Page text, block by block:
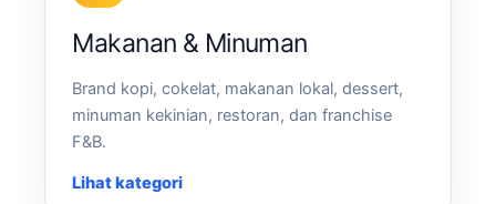
Makanan & Minuman
Brand kopi, cokelat, makanan lokal, dessert,
minuman kekinian, restoran, dan franchise
F&B.
Lihat kategori